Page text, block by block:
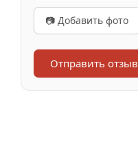
📷 Добавить фото
Отправить отзыв